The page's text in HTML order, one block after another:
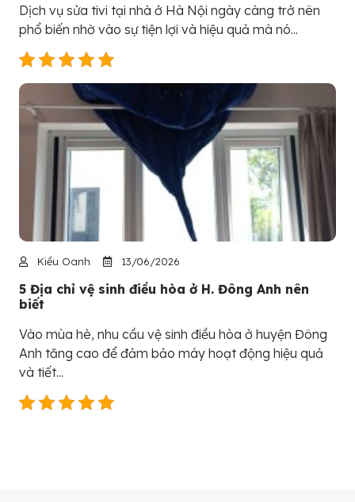
Dịch vụ sửa tivi tại nhà ở Hà Nội ngày càng trở nên
phổ biến nhờ vào sự tiện lợi và hiệu quả mà nó...
Kiều Oanh 13/06/2026
5 Địa chỉ vệ sinh điều hòa ở H. Đông Anh nên
biết
Vào mùa hè, nhu cầu vệ sinh điều hòa ở huyện Đông
Anh tăng cao để đảm bảo máy hoạt động hiệu quả
và tiết...